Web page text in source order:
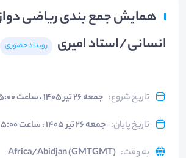
همایش جمع بندی ریاضی
انسانی/استاد امیری
رویداد حضوری
تاریخ شروع: جمعه ۲۶ تیر ۱۴۰۵ ، ساعت ۰۵:۰۰
تاریخ پایان: جمعه ۲۶ تیر ۱۴۰۵ ، ساعت ۱۵:۰۰
به وقت:
Africa/Abidjan (GMTGMT)